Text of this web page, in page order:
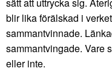
blir lika förälskad i
sammantvinnade.
sammantvingade. Vare
eller inte.